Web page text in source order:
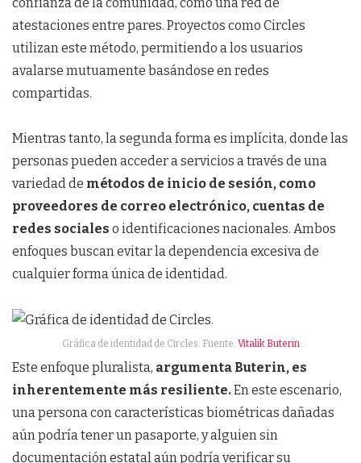
atestaciones entre pares. Proyectos como Circles
utilizan este método, permitiendo a los usuarios
avalarse mutuamente basándose en redes
compartidas.
Mientras tanto, la segunda forma es implícita, donde las
personas pueden acceder a servicios a través de una
variedad de métodos de inicio de sesión, como
proveedores de correo electrónico, cuentas de
redes sociales o identificaciones nacionales. Ambos
enfoques buscan evitar la dependencia excesiva de
cualquier forma única de identidad.
Gráfica de identidad de Circles. Fuente: Vitalik Buterin
Este enfoque pluralista, argumenta Buterin, es
inherentemente más resiliente.En este escenario,
una persona con características biométricas dañadas
aún podría tener un pasaporte, y alguien sin
documentación estatal aún podría verificar su